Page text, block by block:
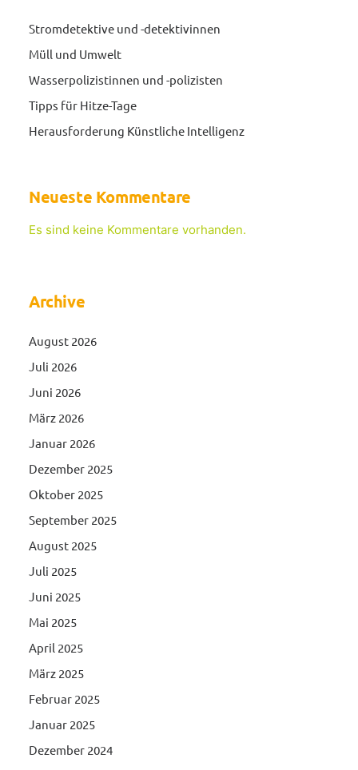
Stromdetektive und -detektivinnen
Müll und Umwelt
Wasserpolizistinnen und -polizisten
Tipps für Hitze-Tage
Herausforderung Künstliche Intelligenz
Neueste Kommentare
Es sind keine Kommentare vorhanden.
Archive
August 2026
Juli 2026
Juni 2026
März 2026
Januar 2026
Dezember 2025
Oktober 2025
September 2025
August 2025
Juli 2025
Juni 2025
Mai 2025
April 2025
März 2025
Februar 2025
Januar 2025
Dezember 2024